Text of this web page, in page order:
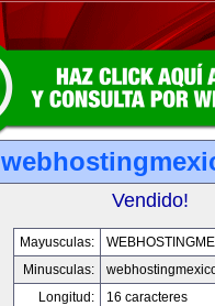
Vendido!
Mayusculas:
Minusculas:
Longitud:
16 caracteres